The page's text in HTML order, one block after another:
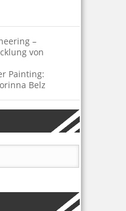
–
von
Painting:
Belz